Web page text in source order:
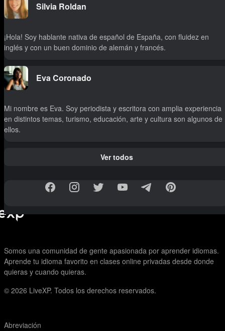
Silvia Roldan
¡Hola! Soy hablante nativa de español de España, con fluidez en
inglés y con un buen dominio de alemán y francés.
Eva Coronado
Mi nombre es Eva. Soy periodista y escritora con amplia experiencia
en distintos temas, turismo, educación, arte y cultura son algunos de
ellos.
Ver todos
Somos una comunidad de gente apasionada por aprender idiomas.
Aprende tu idioma favorito en clases online privadas desde donde
quieras y cuando quieras.
© 2026 LiveXP. Todos los derechos reservados.
Abreviación